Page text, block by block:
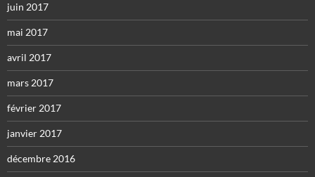
juin 2017
mai 2017
avril 2017
mars 2017
février 2017
janvier 2017
décembre 2016